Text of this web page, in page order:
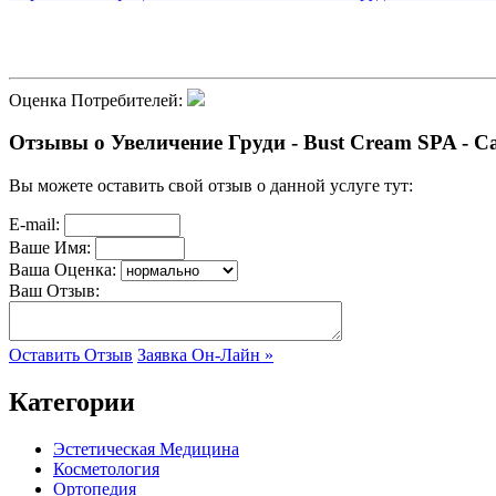
Оценка Потребителей:
Отзывы о Увеличение Груди - Bust Cream SPA -
Вы можете оставить свой отзыв о данной услуге тут:
E-mail:
Ваше Имя:
Ваша Оценка:
Ваш Отзыв:
Оставить Отзыв Заявка Он-Лайн »
Категории
Эстетическая Медицина
Косметология
Ортопедия